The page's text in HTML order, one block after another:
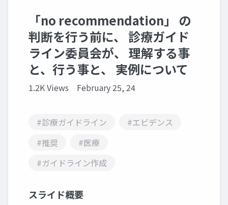
「no recommendation」 の
判断を行う前に、 診療ガイド
ライン委員会が、 理解する事
と、行う事と、 実例について
1.2K Views February 25, 24
#診療ガイドライン
#エビデンス
#推奨
#医療
#ガイドライン作成
スライド概要